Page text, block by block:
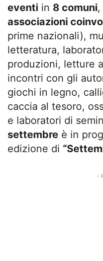
eventi in 8 comuni
associazioni
prime nazionali),
letteratura,
produzioni, letture
incontri con gli
giochi in legno,
caccia al tesoro,
e laboratori di
settembre è in
edizione di
-